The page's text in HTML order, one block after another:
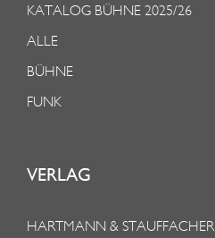
KATALOG BÜHNE 2025/26
ALLE
BÜHNE
FUNK
VERLAG
HARTMANN & STAUFFACHER